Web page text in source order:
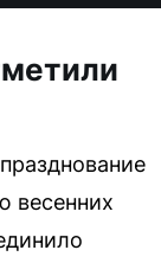
весенних